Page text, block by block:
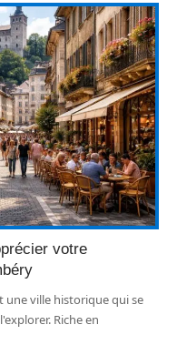
votre
une ville historique qui se
Riche en